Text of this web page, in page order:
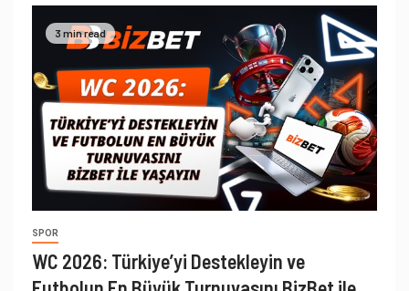
3 min read
SPOR
WC 2026: Türkiye’yi Destekleyin ve